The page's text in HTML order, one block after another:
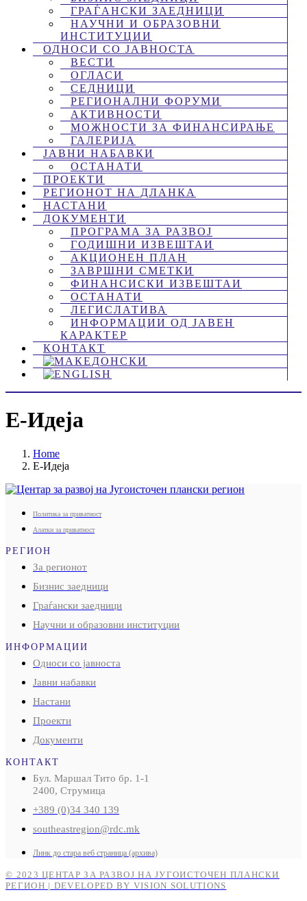
ГРАЃАНСКИ ЗАЕДНИЦИ
НАУЧНИ И ОБРАЗОВНИ
ИНСТИТУЦИИ
ОДНОСИ СО ЈАВНОСТА
ВЕСТИ
ОГЛАСИ
СЕДНИЦИ
РЕГИОНАЛНИ ФОРУМИ
АКТИВНОСТИ
МОЖНОСТИ ЗА ФИНАНСИРАЊЕ
ГАЛЕРИЈА
ЈАВНИ НАБАВКИ
ОСТАНАТИ
ПРОЕКТИ
РЕГИОНОТ НА ДЛАНКА
НАСТАНИ
ДОКУМЕНТИ
ПРОГРАМА ЗА РАЗВОЈ
ГОДИШНИ ИЗВЕШТАИ
АКЦИОНЕН ПЛАН
ЗАВРШНИ СМЕТКИ
ФИНАНСИСКИ ИЗВЕШТАИ
ОСТАНАТИ
ЛЕГИСЛАТИВА
ИНФОРМАЦИИ ОД ЈАВЕН
КАРАКТЕР
КОНТАКТ
Е-Идеја
Home
Е-Идеја
Политика за приватност
Алатки за приватност
РЕГИОН
За регионот
Бизнис заедници
Граѓански заедници
Научни и образовни институции
ИНФОРМАЦИИ
Односи со јавноста
Јавни набавки
Настани
Проекти
Документи
КОНТАКТ
Бул. Маршал Тито бр. 1-1
2400, Струмица
+389 (0)34 340 139
southeastregion@rdc.mk
Линк до стара веб страница (архива)
© 2023 ЦЕНТАР ЗА РАЗВОЈ НА ЈУГОИСТОЧЕН ПЛАНСКИ
РЕГИОН | DEVELOPED BY VISION SOLUTIONS